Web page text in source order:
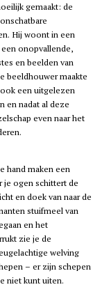
gemaakt: de
Hij woont in een
onopvallende,
en beelden van
beeldhouwer maakte
ook een uitgelezen
en nadat al deze
even naar het
hand maken een
je ogen schittert de
en doek van naar de
stuifmeel van
en het
zie je de
welving
– er zijn schepen
niet kunt uiten.